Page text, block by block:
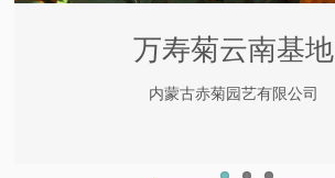
万寿菊云南基地
内蒙古赤菊园艺有限公司